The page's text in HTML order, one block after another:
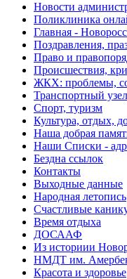
Новости
Поликлиника
Главная -
Поздравления,
Право и
Происшествия,
ЖКХ: проблемы,
Транспортный узел
Спорт, туризм
Культура, отдых,
Наша добрая
Наши Списки -
Бездна ссылок
Контакты
Выходные данные
Народная летопись
Счастливые
Время отдыха
ДОСААФ
Из историии
НМДТ им.
Красота и здоровье